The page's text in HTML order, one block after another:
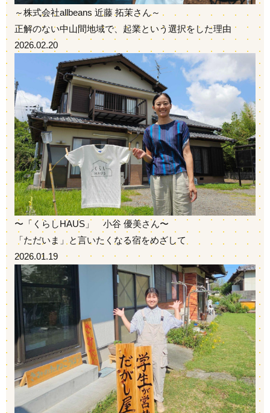
～株式会社allbeans 近藤 拓茉さん～
正解のない中山間地域で、起業という選択をした理由
2026.02.20
〜「くらしHAUS」 小谷 優美さん〜
「ただいま」と言いたくなる宿をめざして
2026.01.19